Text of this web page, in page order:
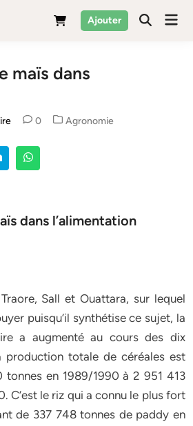
Ajouter
maïs dans
0
Posted
Agronomie
dans l’alimentation
Sall et Ouattara, sur lequel
puisqu’il synthétise ce sujet, la
a augmenté au cours des dix
production totale de céréales est
tonnes en 1989/1990 à 2 951 413
C’est le riz qui a connu le plus fort
de 337 748 tonnes de paddy en